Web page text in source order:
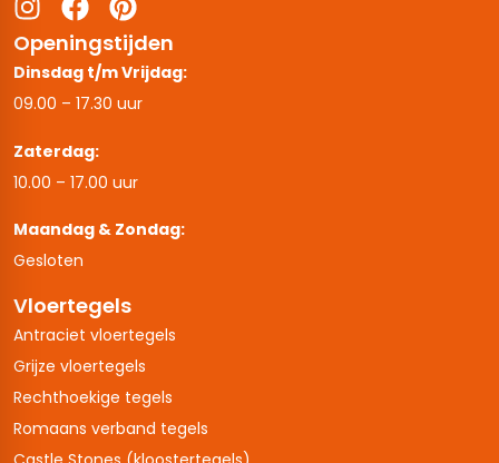
Openingstijden
Dinsdag t/m Vrijdag:
09.00 – 17.30 uur
Zaterdag:
10.00 – 17.00 uur
Maandag & Zondag:
Gesloten
Vloertegels
Antraciet vloertegels
Grijze vloertegels
Rechthoekige tegels
Romaans verband tegels